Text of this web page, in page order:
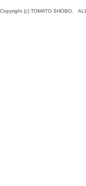
Copyright (c) TOMATO SHOBO.